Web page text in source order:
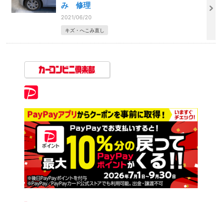
み 修理
2021/06/20
キズ・へこみ直し